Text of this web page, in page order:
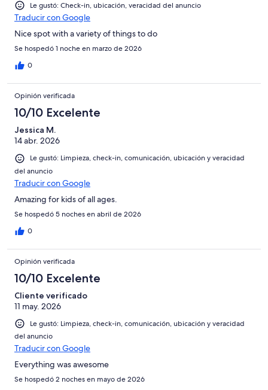
Le gustó: Check-in, ubicación, veracidad del anuncio
Traducir con Google
Nice spot with a variety of things to do
Se hospedó 1 noche en marzo de 2026
0
Opinión verificada
10/10 Excelente
Jessica M.
14 abr. 2026
Le gustó: Limpieza, check-in, comunicación, ubicación y veracidad
del anuncio
Traducir con Google
Amazing for kids of all ages.
Se hospedó 5 noches en abril de 2026
0
Opinión verificada
10/10 Excelente
Cliente verificado
11 may. 2026
Le gustó: Limpieza, check-in, comunicación, ubicación y veracidad
del anuncio
Traducir con Google
Everything was awesome
Se hospedó 2 noches en mayo de 2026